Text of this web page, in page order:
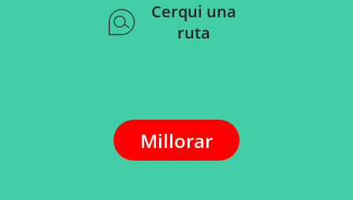
Cerqui una
ruta
Millorar